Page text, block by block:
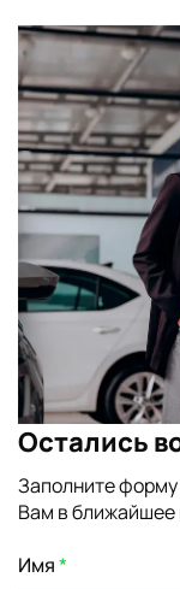
Остались
Заполните
Вам в ближайшее
Имя*